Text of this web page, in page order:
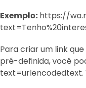
Exemplo: https://
Para criar um link
pré-definida, você
text=urlencodedtext.